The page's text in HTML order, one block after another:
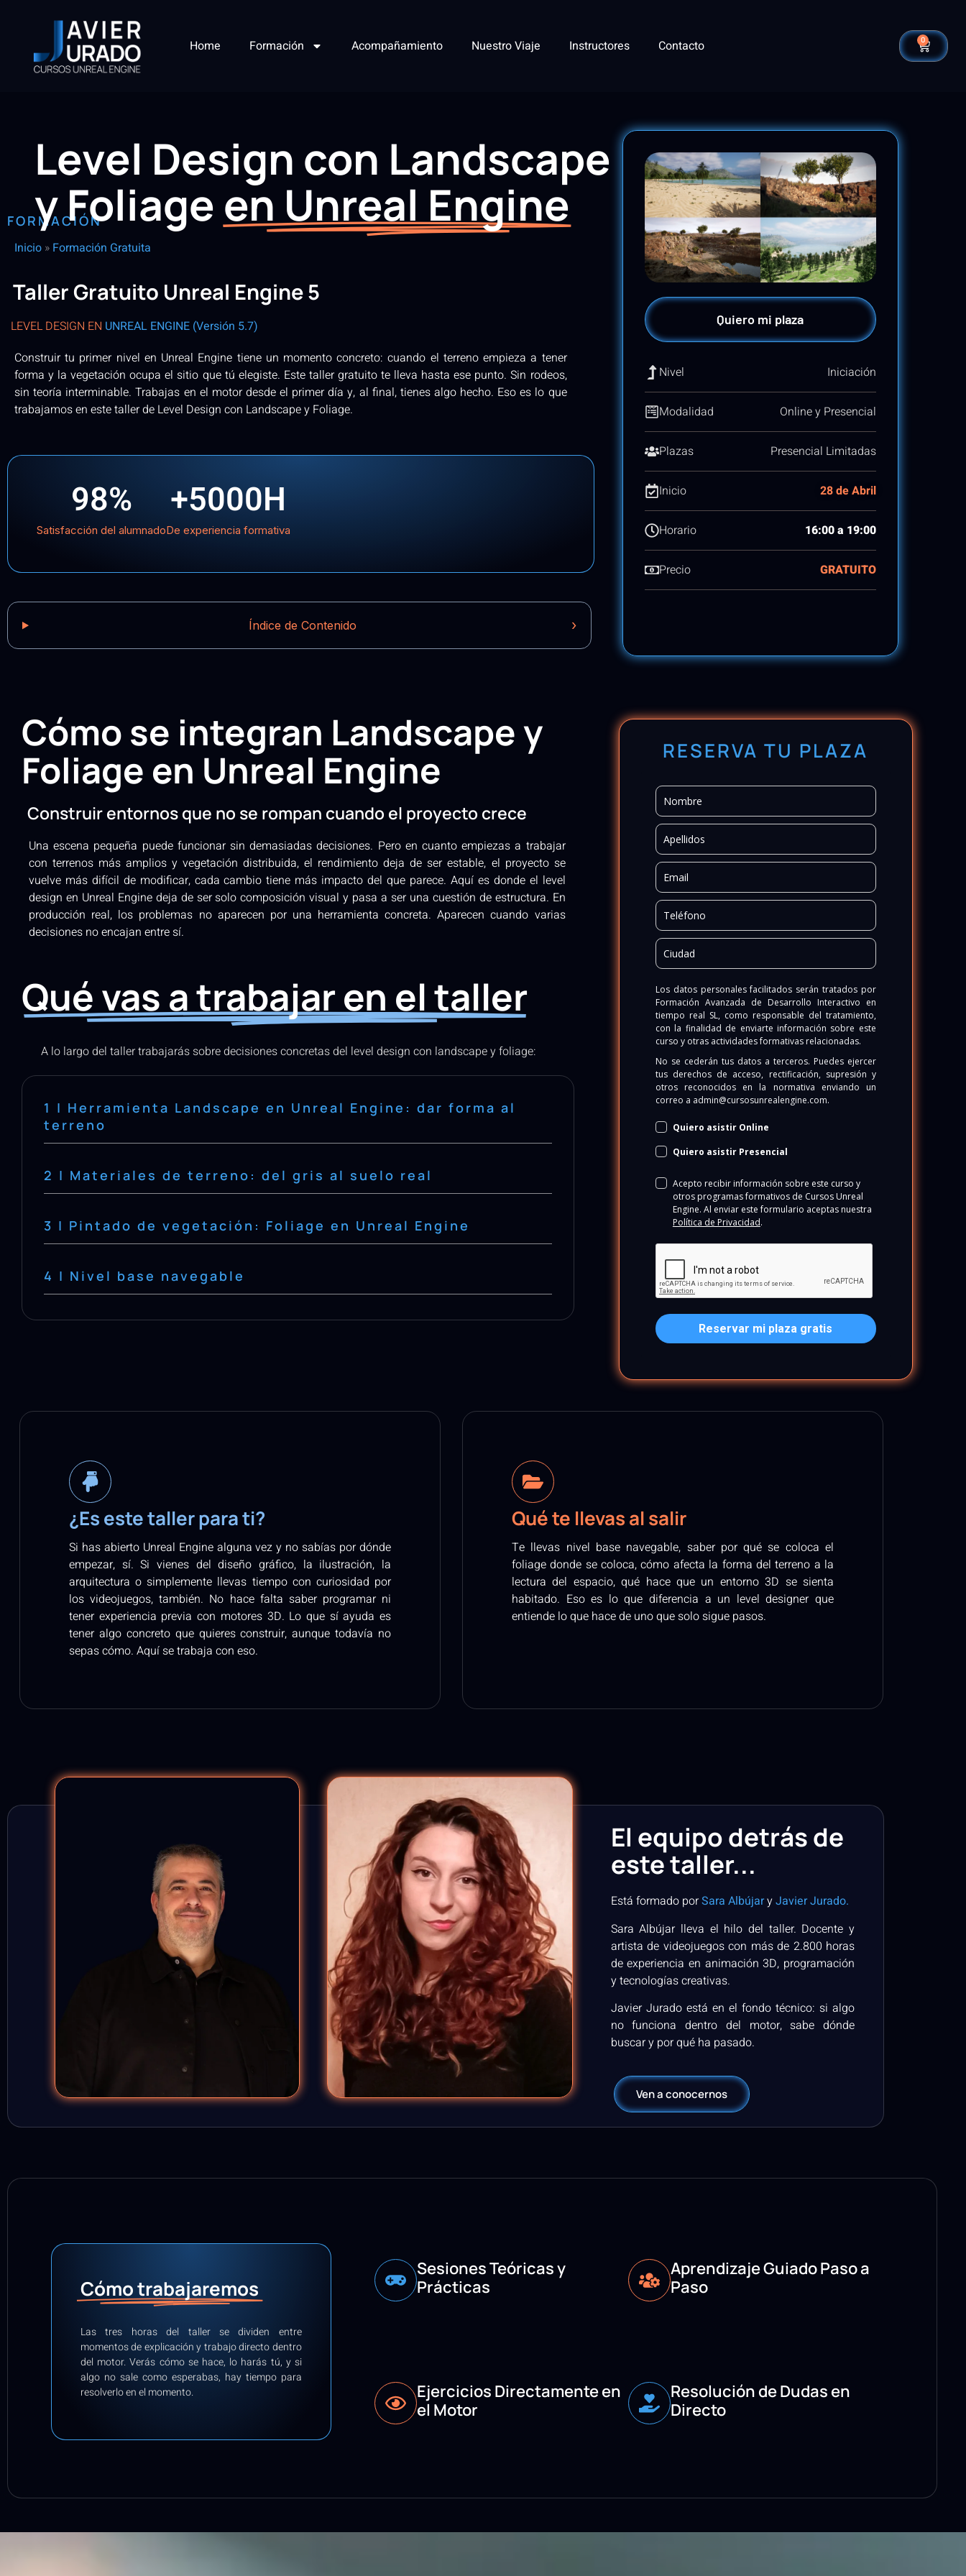
Home Formación Acompañamiento Nuestro Viaje Instructores Contacto 0
FORMACIÓN
Level Design con Landscape
y Foliageen Unreal Engine
Inicio » Formación Gratuita
Taller Gratuito Unreal Engine 5
LEVEL DESIGN EN UNREAL ENGINE (Versión 5.7)
Construir tu primer nivel en Unreal Engine tiene un momento concreto: cuando el terreno empieza a tener
forma y la vegetación ocupa el sitio que tú elegiste. Este taller gratuito te lleva hasta ese punto. Sin rodeos,
sin teoría interminable. Trabajas en el motor desde el primer día y, al final, tienes algo hecho. Eso es lo que
trabajamos en este taller de Level Design con Landscape y Foliage.
Satisfacción del alumnado
98%
De experiencia formativa
+5000H
Índice de Contenido ›
Quiero mi plaza
Nivel Iniciación
Modalidad Online y Presencial
Plazas Presencial Limitadas
Inicio 28 de Abril
Horario 16:00 a 19:00
Precio GRATUITO
Cómo se integran Landscape y
Foliage en Unreal Engine
Construir entornos que no se rompan cuando el proyecto crece
Una escena pequeña puede funcionar sin demasiadas decisiones. Pero en cuanto empiezas a trabajar
con terrenos más amplios y vegetación distribuida, el rendimiento deja de ser estable, el proyecto se
vuelve más difícil de modificar, cada cambio tiene más impacto del que parece. Aquí es donde el level
design en Unreal Engine deja de ser solo composición visual y pasa a ser una cuestión de estructura. En
producción real, los problemas no aparecen por una herramienta concreta. Aparecen cuando varias
decisiones no encajan entre sí.
Qué vas a trabajar en el taller
A lo largo del taller trabajarás sobre decisiones concretas del level design con landscape y foliage:
1 | Herramienta Landscape en Unreal Engine: dar forma al
terreno
2 | Materiales de terreno: del gris al suelo real
3 | Pintado de vegetación: Foliage en Unreal Engine
4 | Nivel base navegable
RESERVA TU PLAZA
Los datos personales facilitados serán tratados por
Formación Avanzada de Desarrollo Interactivo en
tiempo real SL, como responsable del tratamiento,
con la finalidad de enviarte información sobre este
curso y otras actividades formativas relacionadas.
No se cederán tus datos a terceros. Puedes ejercer
tus derechos de acceso, rectificación, supresión y
otros reconocidos en la normativa enviando un
correo a admin@cursosunrealengine.com.
Quiero asistir Online
Quiero asistir Presencial
Acepto recibir información sobre este curso y
otros programas formativos de Cursos Unreal
Engine. Al enviar este formulario aceptas nuestra
Política de Privacidad.
Reservar mi plaza gratis
¿Es este taller para ti?
Si has abierto Unreal Engine alguna vez y no sabías por dónde
empezar, sí. Si vienes del diseño gráfico, la ilustración, la
arquitectura o simplemente llevas tiempo con curiosidad por
los videojuegos, también. No hace falta saber programar ni
tener experiencia previa con motores 3D. Lo que sí ayuda es
tener algo concreto que quieres construir, aunque todavía no
sepas cómo. Aquí se trabaja con eso.
Qué te llevas al salir
Te llevas nivel base navegable, saber por qué se coloca el
foliage donde se coloca, cómo afecta la forma del terreno a la
lectura del espacio, qué hace que un entorno 3D se sienta
habitado. Eso es lo que diferencia a un level designer que
entiende lo que hace de uno que solo sigue pasos.
El equipo detrás de
este taller...
Está formado porSara AlbújaryJavier Jurado.
Sara Albújar lleva el hilo del taller. Docente y
artista de videojuegos con más de 2.800 horas
de experiencia en animación 3D, programación
y tecnologías creativas.
Javier Jurado está en el fondo técnico: si algo
no funciona dentro del motor, sabe dónde
buscar y por qué ha pasado.
Ven a conocernos
Cómo trabajaremos
Las tres horas del taller se dividen entre
momentos de explicación y trabajo directo dentro
del motor. Verás cómo se hace, lo harás tú, y si
algo no sale como esperabas, hay tiempo para
resolverlo en el momento.
Sesiones Teóricas y
Prácticas
Aprendizaje Guiado Paso a
Paso
Ejercicios Directamente en
el Motor
Resolución de Dudas en
Directo